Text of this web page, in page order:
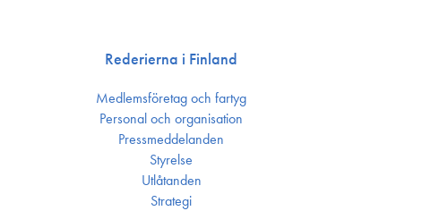
Rederierna i Finland
Medlemsföretag och fartyg
Personal och organisation
Press­meddelanden
Styrelse
Utlåtanden
Strategi